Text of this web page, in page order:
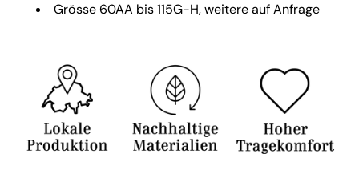
Grösse 60AA bis 115G-H, weitere auf Anfrage